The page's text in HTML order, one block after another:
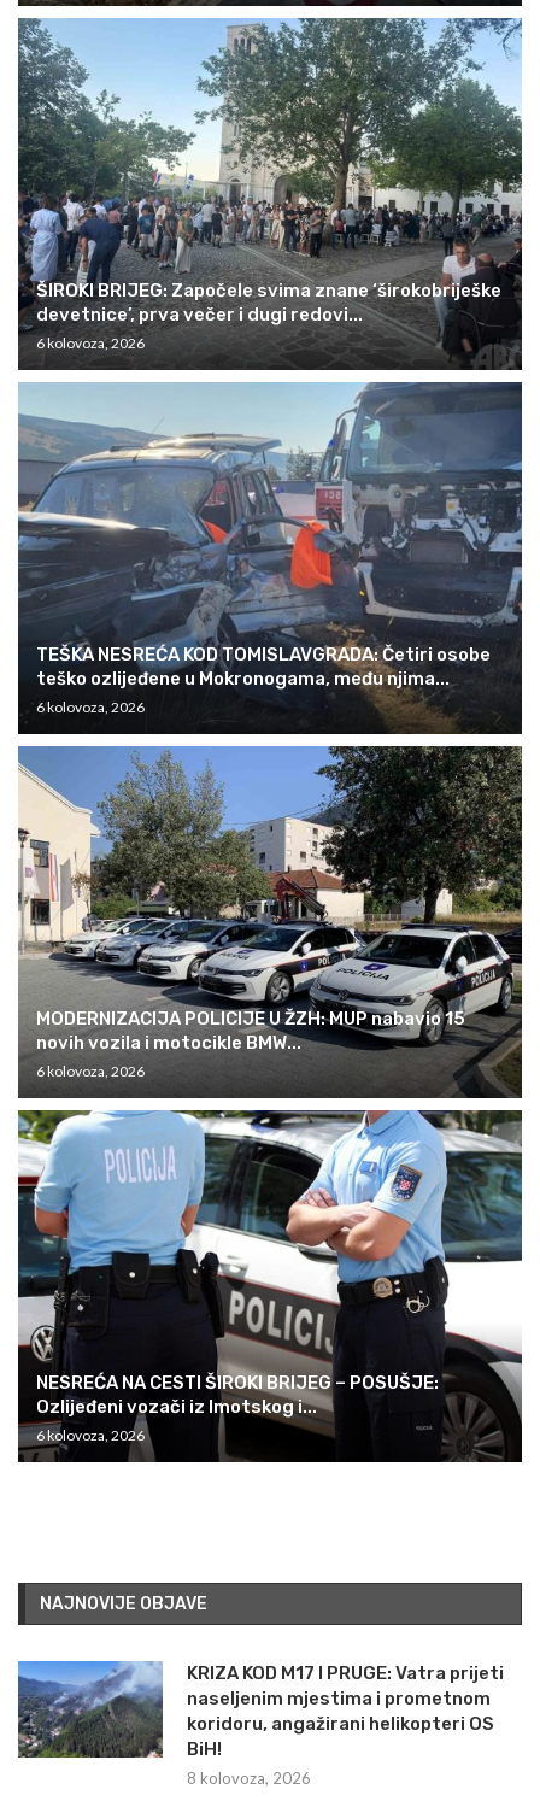
ŠIROKI BRIJEG: Započele svima znane ‘širokobriješke
devetnice’, prva večer i dugi redovi...
6 kolovoza, 2026
TEŠKA NESREĆA KOD TOMISLAVGRADA: Četiri osobe
teško ozlijeđene u Mokronogama, među njima...
6 kolovoza, 2026
MODERNIZACIJA POLICIJE U ŽZH: MUP nabavio 15
novih vozila i motocikle BMW...
6 kolovoza, 2026
NESREĆA NA CESTI ŠIROKI BRIJEG – POSUŠJE:
Ozlijeđeni vozači iz Imotskog i...
6 kolovoza, 2026
NAJNOVIJE OBJAVE
KRIZA KOD M17 I PRUGE: Vatra prijeti
naseljenim mjestima i prometnom
koridoru, angažirani helikopteri OS
BiH!
8 kolovoza, 2026